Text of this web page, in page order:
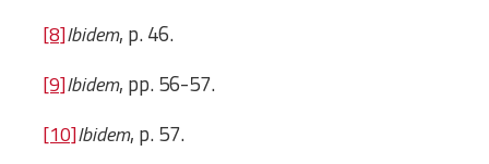
[8]Ibidem, p. 46.
[9]Ibidem, pp. 56-57.
[10]Ibidem, p. 57.